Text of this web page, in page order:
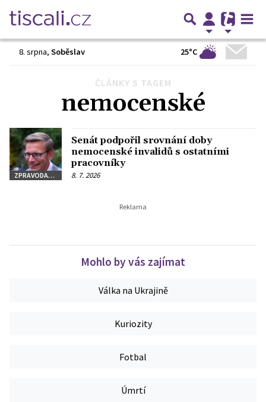
8. srpna, Soběslav 25°C
ČLÁNKY S TAGEM
nemocenské
ZPRAVODAJSTVÍ
Senát podpořil srovnání doby
nemocenské invalidů s ostatními
pracovníky
8. 7. 2026
Mohlo by vás zajímat
Válka na Ukrajině
Kuriozity
Fotbal
Úmrtí